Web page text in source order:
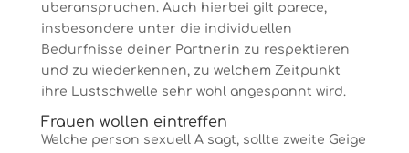
uberanspruchen. Auch hierbei gilt parece,
insbesondere unter die individuellen
Bedurfnisse deiner Partnerin zu respektieren
und zu wiederkennen, zu welchem Zeitpunkt
ihre Lustschwelle sehr wohl angespannt wird.
Frauen wollen eintreffen
Welche person sexuell A sagt, sollte zweite Geige